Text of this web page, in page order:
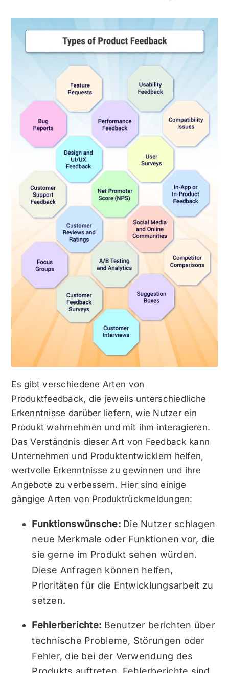
Es gibt verschiedene Arten von
Produktfeedback, die jeweils unterschiedliche
Erkenntnisse darüber liefern, wie Nutzer ein
Produkt wahrnehmen und mit ihm interagieren.
Das Verständnis dieser Art von Feedback kann
Unternehmen und Produktentwicklern helfen,
wertvolle Erkenntnisse zu gewinnen und ihre
Angebote zu verbessern. Hier sind einige
gängige Arten von Produktrückmeldungen:
Funktionswünsche: Die Nutzer schlagen
neue Merkmale oder Funktionen vor, die
sie gerne im Produkt sehen würden.
Diese Anfragen können helfen,
Prioritäten für die Entwicklungsarbeit zu
setzen.
Fehlerberichte: Benutzer berichten über
technische Probleme, Störungen oder
Fehler, die bei der Verwendung des